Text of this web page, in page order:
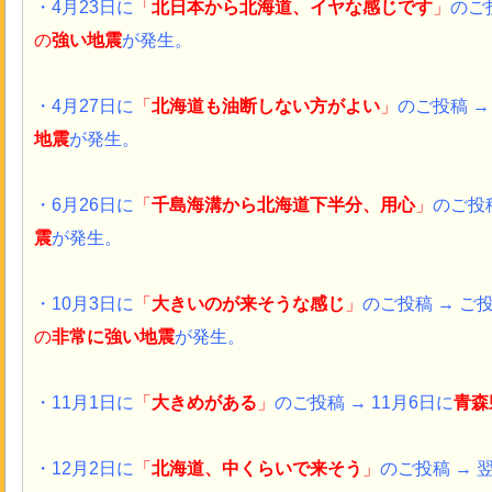
・4月23日に 「 北日本から北海道、イヤな感じです 」 のご
の強い地震が発生。
・4月27日に 「 北海道も油断しない方がよい 」 のご投稿 →
地震が発生。
・6月26日に 「 千島海溝から北海道下半分、用心」 のご投
震が発生。
・10月3日に 「 大きいのが来そうな感じ 」 のご投稿 → ご
の非常に強い地震が発生。
・11月1日に 「 大きめがある 」 のご投稿 → 11月6日に青
・12月2日に 「 北海道、中くらいで来そう 」 のご投稿 →